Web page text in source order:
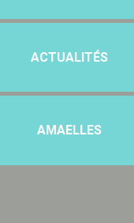
ACTUALITÉS
AMAELLES